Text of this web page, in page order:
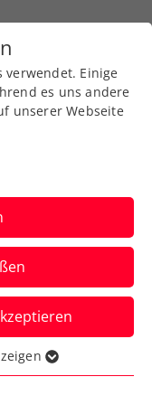
des
die befähigt
verwendet. Einige
es uns andere
unserer Webseite